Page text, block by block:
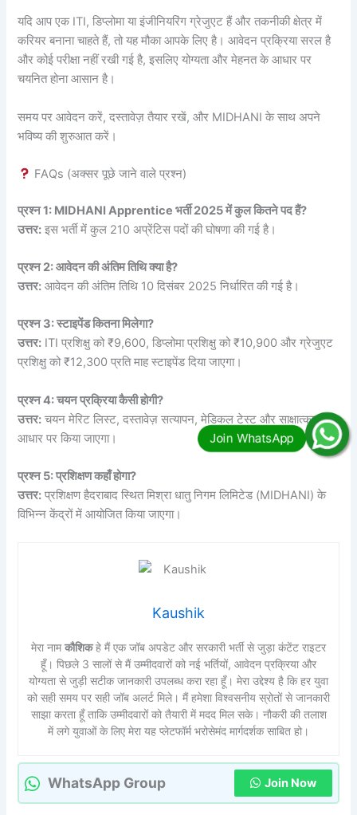
यदि आप एक ITI, डिप्लोमा या इंजीनियरिंग ग्रेजुएट हैं और तकनीकी क्षेत्र में
करियर बनाना चाहते हैं, तो यह मौका आपके लिए है। आवेदन प्रक्रिया सरल है
और कोई परीक्षा नहीं रखी गई है, इसलिए योग्यता और मेहनत के आधार पर
चयनित होना आसान है।
समय पर आवेदन करें, दस्तावेज़ तैयार रखें, और MIDHANI के साथ अपने
भविष्य की शुरुआत करें।
FAQs (अक्सर पूछे जाने वाले प्रश्न)
प्रश्न 1: MIDHANI Apprentice भर्ती 2025 में कुल कितने पद हैं?
उत्तर: इस भर्ती में कुल 210 अप्रेंटिस पदों की घोषणा की गई है।
प्रश्न 2: आवेदन की अंतिम तिथि क्या है?
उत्तर: आवेदन की अंतिम तिथि 10 दिसंबर 2025 निर्धारित की गई है।
प्रश्न 3: स्टाइपेंड कितना मिलेगा?
उत्तर: ITI प्रशिक्षु को ₹9,600, डिप्लोमा प्रशिक्षु को ₹10,900 और ग्रेजुएट
प्रशिक्षु को ₹12,300 प्रति माह स्टाइपेंड दिया जाएगा।
प्रश्न 4: चयन प्रक्रिया कैसी होगी?
उत्तर: चयन मेरिट लिस्ट, दस्तावेज़ सत्यापन, मेडिकल टेस्ट और साक्षात्कार के
आधार पर किया जाएगा।
प्रश्न 5: प्रशिक्षण कहाँ होगा?
उत्तर: प्रशिक्षण हैदराबाद स्थित मिश्रा धातु निगम लिमिटेड (MIDHANI) के
विभिन्न केंद्रों में आयोजित किया जाएगा।
Kaushik
मेरा नामकौशिकहे मैं एक जॉब अपडेट और सरकारी भर्ती से जुड़ा कंटेंट राइटर
हूँ। पिछले 3 सालों से मैं उम्मीदवारों को नई भर्तियों, आवेदन प्रक्रिया और
योग्यता से जुड़ी सटीक जानकारी उपलब्ध करा रहा हूँ। मेरा उद्देश्य है कि हर युवा
को सही समय पर सही जॉब अलर्ट मिले। मैं हमेशा विश्वसनीय स्रोतों से जानकारी
साझा करता हूँ ताकि उम्मीदवारों को तैयारी में मदद मिल सके। नौकरी की तलाश
में लगे युवाओं के लिए मेरा यह प्लेटफॉर्म भरोसेमंद मार्गदर्शक साबित हो।
WhatsApp Group Join Now